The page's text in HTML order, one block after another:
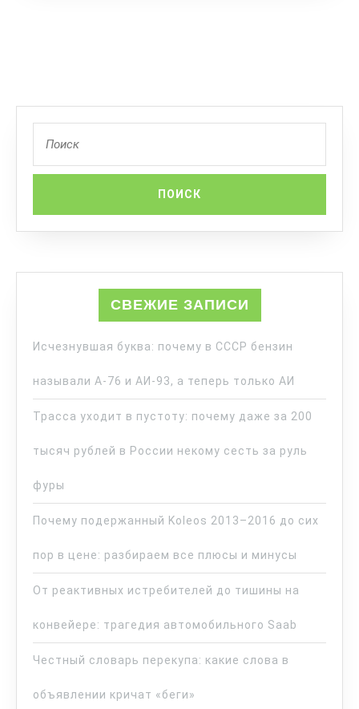
СВЕЖИЕ ЗАПИСИ
Исчезнувшая буква: почему в СССР бензин
называли А-76 и АИ-93, а теперь только АИ
Трасса уходит в пустоту: почему даже за 200
тысяч рублей в России некому сесть за руль
фуры
Почему подержанный Koleos 2013–2016 до сих
пор в цене: разбираем все плюсы и минусы
От реактивных истребителей до тишины на
конвейере: трагедия автомобильного Saab
Честный словарь перекупа: какие слова в
объявлении кричат «беги»